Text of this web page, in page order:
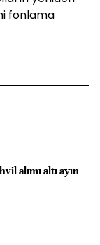
fonlama
alımı altı ayın